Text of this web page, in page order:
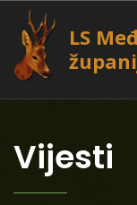
LS
Vijesti